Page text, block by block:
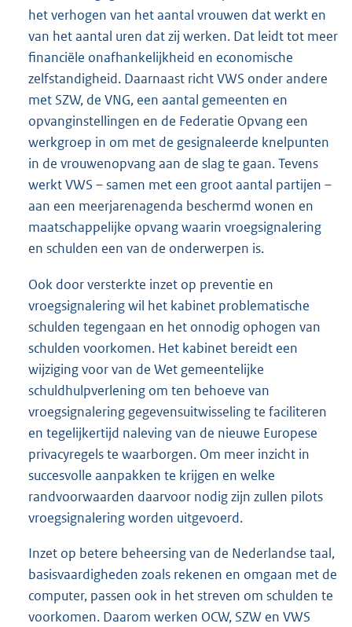
het verhogen van het aantal vrouwen dat werkt en
van het aantal uren dat zij werken. Dat leidt tot meer
financiële onafhankelijkheid en economische
zelfstandigheid. Daarnaast richt VWS onder andere
met SZW, de VNG, een aantal gemeenten en
opvanginstellingen en de Federatie Opvang een
werkgroep in om met de gesignaleerde knelpunten
in de vrouwenopvang aan de slag te gaan. Tevens
werkt VWS – samen met een groot aantal partijen –
aan een meerjarenagenda beschermd wonen en
maatschappelijke opvang waarin vroegsignalering
en schulden een van de onderwerpen is.
Ook door versterkte inzet op preventie en
vroegsignalering wil het kabinet problematische
schulden tegengaan en het onnodig ophogen van
schulden voorkomen. Het kabinet bereidt een
wijziging voor van de Wet gemeentelijke
schuldhulpverlening om ten behoeve van
vroegsignalering gegevensuitwisseling te faciliteren
en tegelijkertijd naleving van de nieuwe Europese
privacyregels te waarborgen. Om meer inzicht in
succesvolle aanpakken te krijgen en welke
randvoorwaarden daarvoor nodig zijn zullen pilots
vroegsignalering worden uitgevoerd.
Inzet op betere beheersing van de Nederlandse taal,
basisvaardigheden zoals rekenen en omgaan met de
computer, passen ook in het streven om schulden te
voorkomen. Daarom werken OCW, SZW en VWS